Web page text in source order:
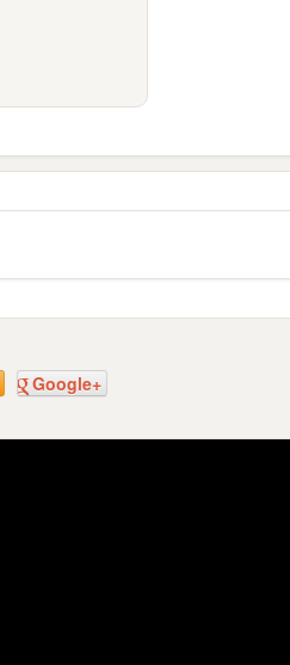
Google+